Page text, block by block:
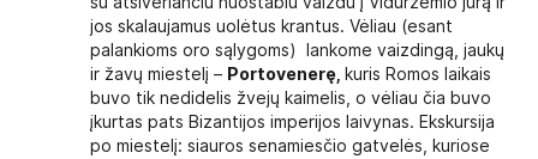
jos skalaujamus uolėtus krantus. Vėliau (esant
palankioms oro sąlygoms) lankome vaizdingą, jaukų
ir žavų miestelį – Portovenerę, kuris Romos laikais
buvo tik nedidelis žvejų kaimelis, o vėliau čia buvo
įkurtas pats Bizantijos imperijos laivynas. Ekskursija
po miestelį: siauros senamiesčio gatvelės, kuriose